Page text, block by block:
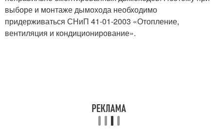
выборе и монтаже дымохода необходимо
придерживаться СНиП 41-01-2003 «Отопление,
вентиляция и кондиционирование».